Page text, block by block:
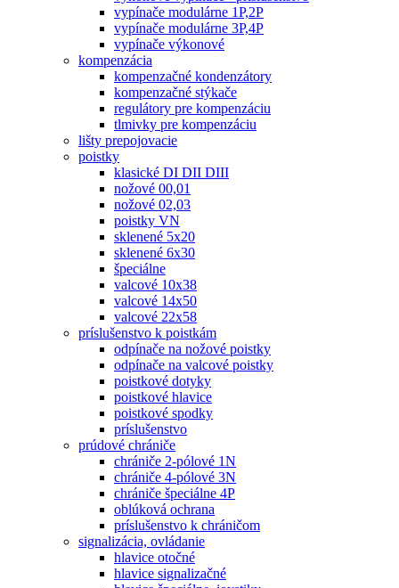
vypínače modulárne 1P,2P
vypínače modulárne 3P,4P
vypínače výkonové
kompenzácia
kompenzačné kondenzátory
kompenzačné stýkače
regulátory pre kompenzáciu
tlmivky pre kompenzáciu
lišty prepojovacie
poistky
klasické DI DII DIII
nožové 00,01
nožové 02,03
poistky VN
sklenené 5x20
sklenené 6x30
špeciálne
valcové 10x38
valcové 14x50
valcové 22x58
príslušenstvo k poistkám
odpínače na nožové poistky
odpínače na valcové poistky
poistkové dotyky
poistkové hlavice
poistkové spodky
príslušenstvo
prúdové chrániče
chrániče 2-pólové 1N
chrániče 4-pólové 3N
chrániče špeciálne 4P
oblúková ochrana
príslušenstvo k chráničom
signalizácia, ovládanie
hlavice otočné
hlavice signalizačné